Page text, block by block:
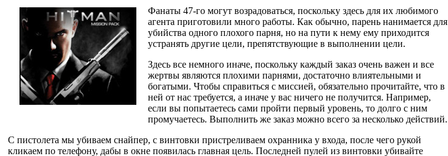
Фанаты 47-го могут возрадоваться, поскольку здесь для их любимого
агента приготовили много работы. Как обычно, парень нанимается для
убийства одного плохого парня, но на пути к нему ему приходится
устранять другие цели, препятствующие в выполнении цели.
Здесь все немного иначе, поскольку каждый заказ очень важен и все
жертвы являются плохими парнями, достаточно влиятельными и
богатыми. Чтобы справиться с миссией, обязательно прочитайте, что в
ней от нас требуется, а иначе у вас ничего не получится. Например,
если вы попытаетесь сами пройти первый уровень, то долго с ним
промучаетесь. Выполнить же заказ можно всего за несколько действий.
С пистолета мы убиваем снайпер, с винтовки пристреливаем охранника у входа, после чего рукой
кликаем по телефону, дабы в окне появилась главная цель. Последней пулей из винтовки убивайте